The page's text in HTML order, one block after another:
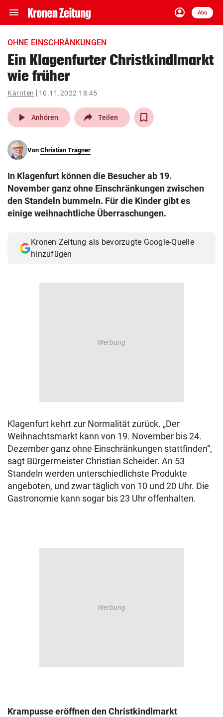
menu Navigation
ein-/ausklappen
account_circle
Anmelden
Abo
close Schließen
account_circle Anmelden
pin_drop
Wien arrow_right
search
eingeben
Muthgasse 2, 1190 Wien
OHNE EINSCHRÄNKUNGEN
Ein Klagenfurter Christkindlmarkt
wie früher
Kärnten 10.11.2022 18:45
play_arrow Anhören Teilen
Von Christian Tragner
In Klagenfurt können die Besucher ab 19.
November ganz ohne Einschränkungen zwischen
den Standeln bummeln. Für die Kinder gibt es
einige weihnachtliche Überraschungen.
Kronen Zeitung als bevorzugte Google-Quelle
hinzufügen
Klagenfurt kehrt zur Normalität zurück. „Der
Weihnachtsmarkt kann von 19. November bis 24.
Dezember ganz ohne Einschränkungen stattfinden“,
sagt Bürgermeister Christian Scheider. An 53
Standeln werden unterschiedlichste Produkte
angeboten, und zwar täglich von 10 und 20 Uhr. Die
Gastronomie kann sogar bis 23 Uhr offenhalten.
Krampusse eröffnen den Christkindlmarkt